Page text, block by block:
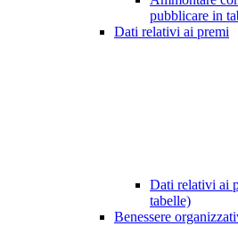
pubblicare in
Dati relativi ai premi
Dati relativi ai
tabelle)
Benessere